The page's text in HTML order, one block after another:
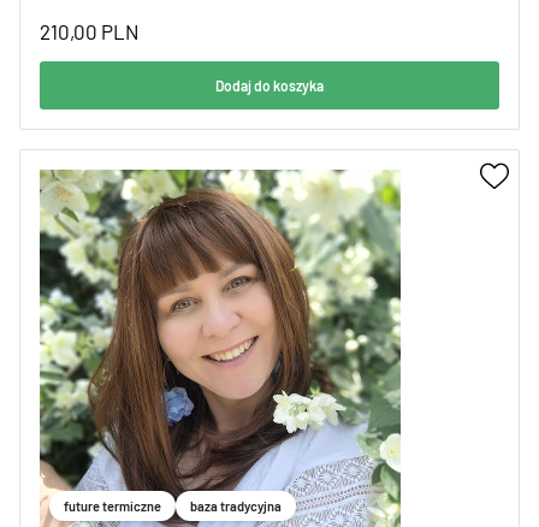
210,00 PLN
Dodaj do koszyka
future termiczne baza tradycyjna